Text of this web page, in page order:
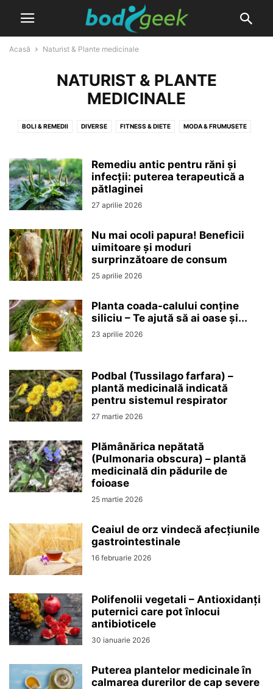
Acasă Naturist & Plante medicinale
NATURIST & PLANTE
MEDICINALE
BOLI & REMEDII DIVERSE FITNESS & DIETE MODA & FRUMUSETE
Remediu antic pentru răni și
infecții: puterea terapeutică a
pătlaginei
27 aprilie 2026
Nu mai ocoli papura! Beneficii
uimitoare și moduri
surprinzătoare de consum
25 aprilie 2026
Planta coada-calului conține
siliciu – Te ajută să ai oase și...
23 aprilie 2026
Podbal (Tussilago farfara) –
plantă medicinală indicată
pentru sistemul respirator
27 martie 2026
Plămânărica nepătată
(Pulmonaria obscura) – plantă
medicinală din pădurile de
foioase
25 martie 2026
Ceaiul de orz vindecă afecțiunile
gastrointestinale
16 februarie 2026
Polifenolii vegetali – Antioxidanți
puternici care pot înlocui
antibioticele
30 ianuarie 2026
Puterea plantelor medicinale în
calmarea durerilor de cap severe